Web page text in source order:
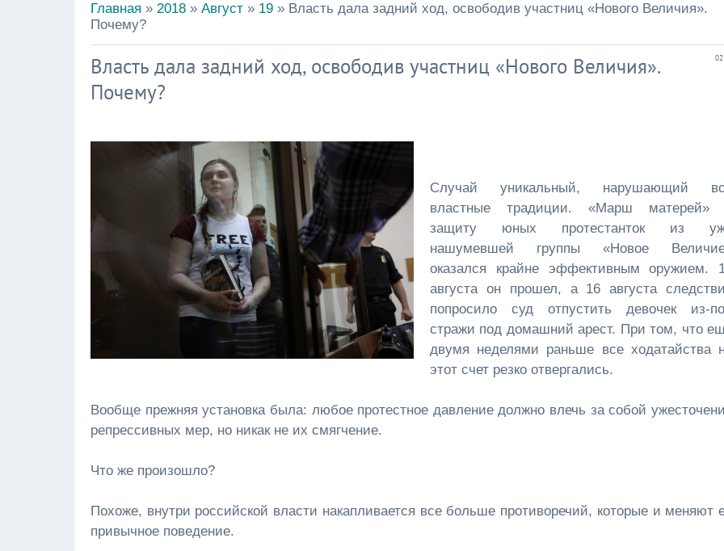
Главная » 2018 » Август » 19 » Власть дала задний ход, освободив участниц «Нового Величия».
Почему?
Власть дала задний ход, освободив участниц «Нового Величия».
Почему?
Случай уникальный, нарушающий
властные традиции. «Марш матерей»
защиту юных протестанток из
нашумевшей группы «Новое
оказался крайне эффективным оружием.
августа он прошел, а 16 августа
попросило суд отпустить девочек из-
стражи под домашний арест. При том, что
двумя неделями раньше все ходатайства
этот счет резко отвергались.
Вообще прежняя установка была: любое протестное давление должно влечь за собой
репрессивных мер, но никак не их смягчение.
Что же произошло?
Похоже, внутри российской власти накапливается все больше противоречий, которые и меняют
привычное поведение.